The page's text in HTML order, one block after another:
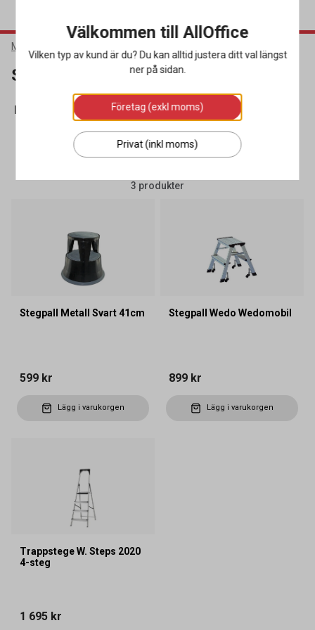
Möbler & Inredning
Stegpallar
Skyddsprofiler Stegpallar(3) Varningstejp
SORTERA FILTRERA
3 produkter
Stegpall Metall Svart 41cm
599 kr
Lägg i varukorgen
Stegpall Wedo Wedomobil
899 kr
Lägg i varukorgen
Trappstege W. Steps 2020
4-steg
1 695 kr
Välkommen till AllOffice
Vilken typ av kund är du? Du kan alltid justera ditt val längst
ner på sidan.
Företag (exkl moms)
Privat (inkl moms)